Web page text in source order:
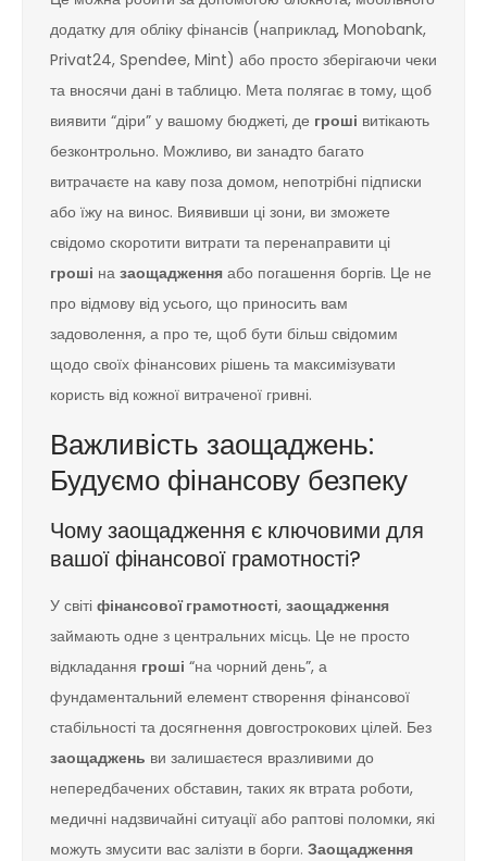
додатку для обліку фінансів (наприклад, Monobank,
Privat24, Spendee, Mint) або просто зберігаючи чеки
та вносячи дані в таблицю. Мета полягає в тому, щоб
виявити “діри” у вашому бюджеті, де гроші витікають
безконтрольно. Можливо, ви занадто багато
витрачаєте на каву поза домом, непотрібні підписки
або їжу на винос. Виявивши ці зони, ви зможете
свідомо скоротити витрати та перенаправити ці
гроші на заощадження або погашення боргів. Це не
про відмову від усього, що приносить вам
задоволення, а про те, щоб бути більш свідомим
щодо своїх фінансових рішень та максимізувати
користь від кожної витраченої гривні.
Важливість заощаджень:
Будуємо фінансову безпеку
Чому заощадження є ключовими для
вашої фінансової грамотності?
У світі фінансової грамотності, заощадження
займають одне з центральних місць. Це не просто
відкладання гроші “на чорний день”, а
фундаментальний елемент створення фінансової
стабільності та досягнення довгострокових цілей. Без
заощаджень ви залишаєтеся вразливими до
непередбачених обставин, таких як втрата роботи,
медичні надзвичайні ситуації або раптові поломки, які
можуть змусити вас залізти в борги. Заощадження